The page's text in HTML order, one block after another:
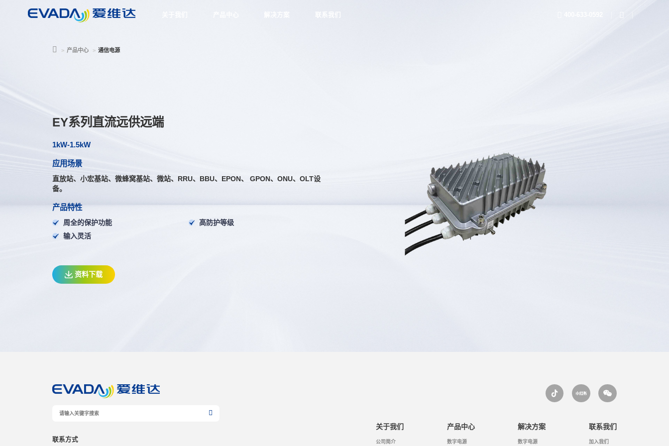
联系我们
产品中心 通信电源
EY系列直流远供远端
1kW-1.5kW
应用场景
直放站、小宏基站、微蜂窝基站、微站、RRU、BBU、EPON、 GPON、ONU、OLT设
备。
产品特性
周全的保护功能
高防护等级
输入灵活
资料下载
联系方式
关于我们
公司简介
产品中心
数字电源
解决方案
数字电源
联系我们
加入我们